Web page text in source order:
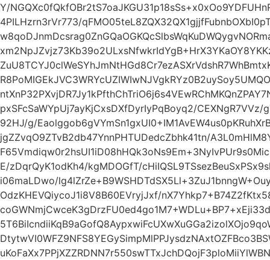
Y/
4PILHzrn3rVr773/
pxSFcSaWYpUj7ayKjCxsDXfDyrIyPqBoyq2/
92HJ/g/
jgZZvqO9ZTvB2db47YnnPHTUDedcZbhk41tn/
E/zDqrQyK1odKh4/kgMDOGfT/
i06maLDwo/
OdzKHEVQiycoJ1i8V8B60EVryjJxf/